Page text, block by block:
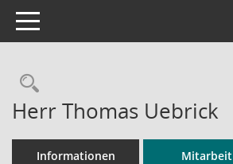
Toggle navigation
Rechercheauswahl
Herr Thomas Uebrick
Informationen Mitarbeit